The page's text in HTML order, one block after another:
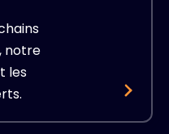
notre
les